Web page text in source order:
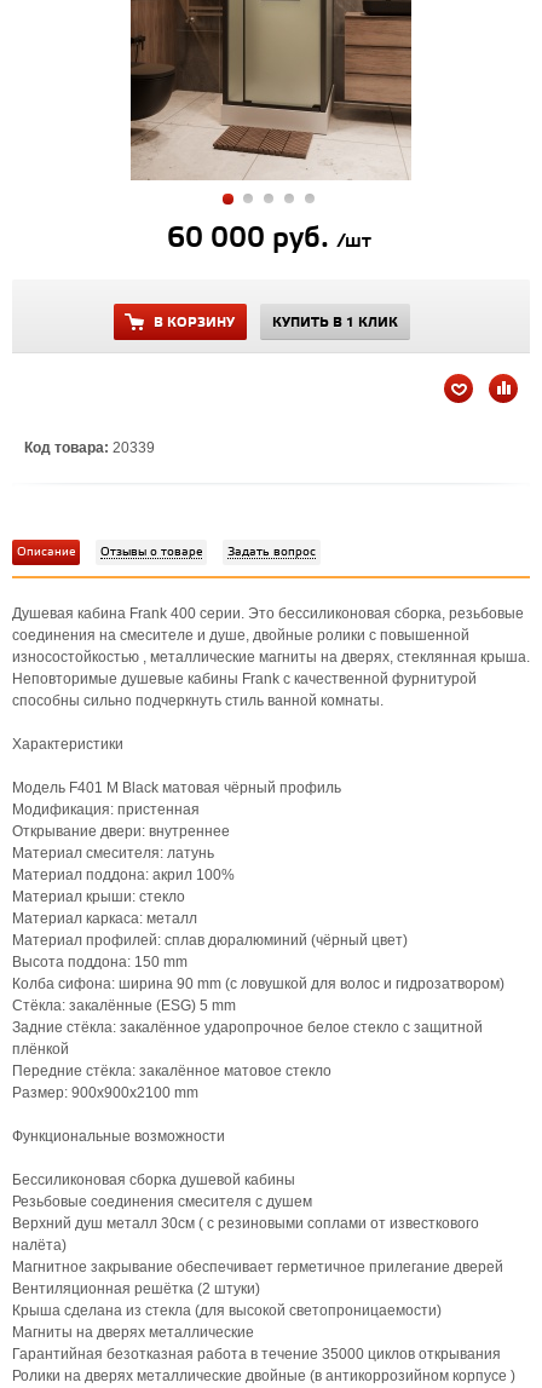
60 000 руб. /шт
В КОРЗИНУ КУПИТЬ В 1 КЛИК
Код товара: 20339
Описание Отзывы о товаре Задать вопрос
Душевая кабина Frank 400 серии. Это бессиликоновая сборка, резьбовые
соединения на смесителе и душе, двойные ролики с повышенной
износостойкостью , металлические магниты на дверях, стеклянная крыша.
Неповторимые душевые кабины Frank с качественной фурнитурой
способны сильно подчеркнуть стиль ванной комнаты.
Характеристики
Модель F401 M Black матовая чёрный профиль
Модификация: пристенная
Открывание двери: внутреннее
Материал смесителя: латунь
Материал поддона: акрил 100%
Материал крыши: стекло
Материал каркаса: металл
Материал профилей: сплав дюралюминий (чёрный цвет)
Высота поддона: 150 mm
Колба сифона: ширина 90 mm (с ловушкой для волос и гидрозатвором)
Стёкла: закалённые (ESG) 5 mm
Задние стёкла: закалённое ударопрочное белое стекло с защитной
плёнкой
Передние стёкла: закалённое матовое стекло
Размер: 900х900х2100 mm
Функциональные возможности
Бессиликоновая сборка душевой кабины
Резьбовые соединения смесителя с душем
Верхний душ металл 30см ( с резиновыми соплами от известкового
налёта)
Магнитное закрывание обеспечивает герметичное прилегание дверей
Вентиляционная решётка (2 штуки)
Крыша сделана из стекла (для высокой светопроницаемости)
Магниты на дверях металлические
Гарантийная безотказная работа в течение 35000 циклов открывания
Ролики на дверях металлические двойные (в антикоррозийном корпусе )